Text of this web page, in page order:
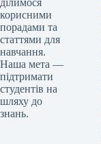
ділимося
корисними
порадами та
статтями для
навчання.
Наша мета —
підтримати
студентів на
шляху до
знань.